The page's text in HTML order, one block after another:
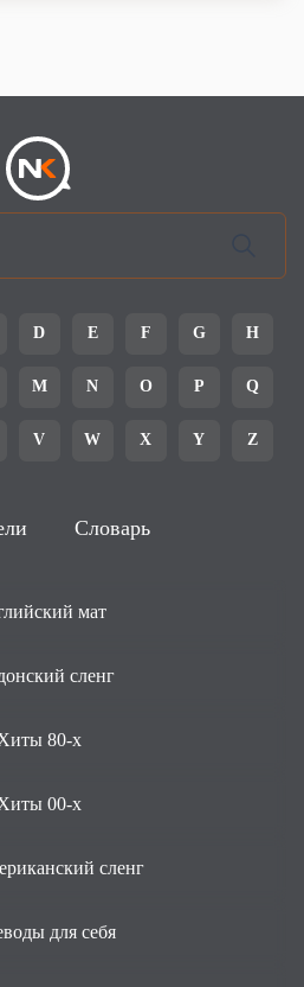
D E F G H
M N O P Q
V W X Y Z
Словарь
мат
сленг
80-х
00-х
сленг
для себя